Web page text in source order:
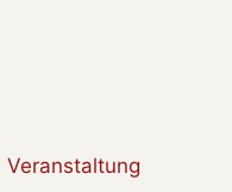
Veranstaltung